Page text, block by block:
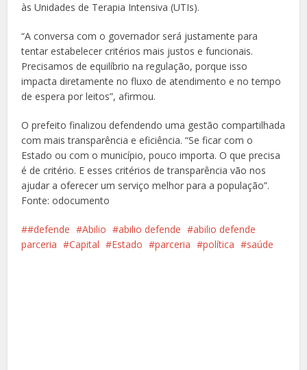
às Unidades de Terapia Intensiva (UTIs).
“A conversa com o governador será justamente para
tentar estabelecer critérios mais justos e funcionais.
Precisamos de equilíbrio na regulação, porque isso
impacta diretamente no fluxo de atendimento e no tempo
de espera por leitos”, afirmou.
O prefeito finalizou defendendo uma gestão compartilhada
com mais transparência e eficiência. “Se ficar com o
Estado ou com o município, pouco importa. O que precisa
é de critério. E esses critérios de transparência vão nos
ajudar a oferecer um serviço melhor para a população”.
Fonte: odocumento
#defende Abilio abilio defende
abilio defende
parceria
Capital Estado parceria política saúde